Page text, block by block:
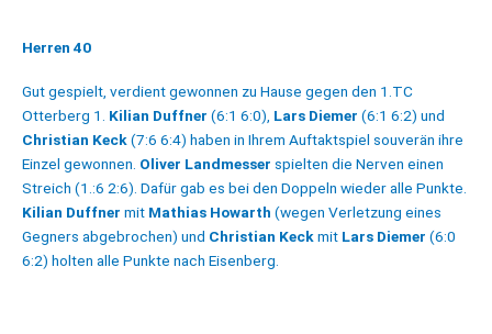
Herren 40
Gut gespielt, verdient gewonnen zu Hause gegen den 1.TC
Otterberg 1. Kilian Duffner (6:1 6:0), Lars Diemer (6:1 6:2) und
Christian Keck(7:6 6:4) haben in Ihrem Auftaktspiel souverän ihre
Einzel gewonnen. Oliver Landmesser spielten die Nerven einen
Streich (1.:6 2:6). Dafür gab es bei den Doppeln wieder alle Punkte.
Kilian Duffner mit Mathias Howarth (wegen Verletzung eines
Gegners abgebrochen) und Christian Keckmit Lars Diemer (6:0
6:2) holten alle Punkte nach Eisenberg.